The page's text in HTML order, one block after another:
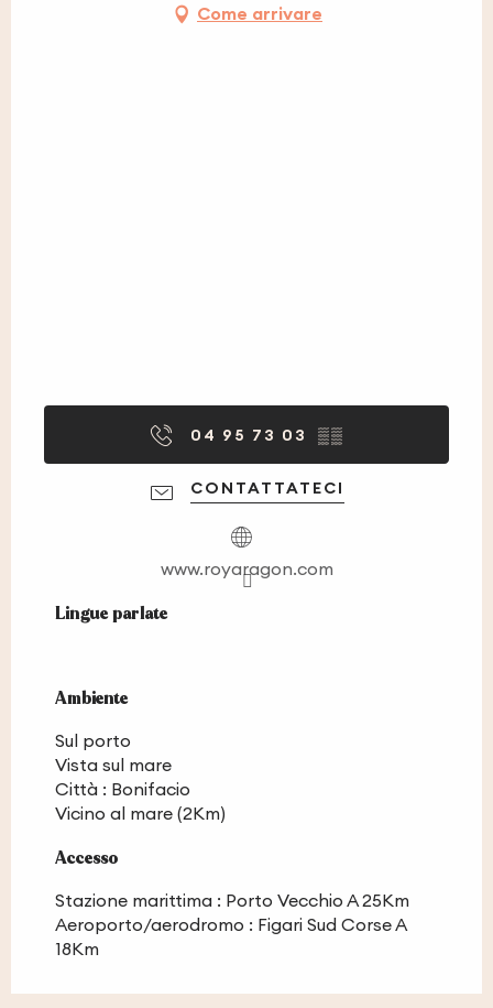
Come arrivare
04 95 73 03 ▒▒
CONTATTATECI
www.royaragon.com
Lingue parlate
Lingue parlate
Ambiente
Ambiente
Sul porto
Vista sul mare
Città : Bonifacio
Vicino al mare (2Km)
Accesso
Accesso
Stazione marittima : Porto Vecchio A 25Km
Aeroporto/aerodromo : Figari Sud Corse A
18Km